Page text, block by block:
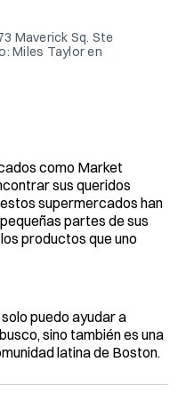
Maverick Sq. Ste
Miles Taylor en
como Market
sus queridos
supermercados han
partes de sus
productos que uno
puedo ayudar a
sino también es una
latina de Boston.